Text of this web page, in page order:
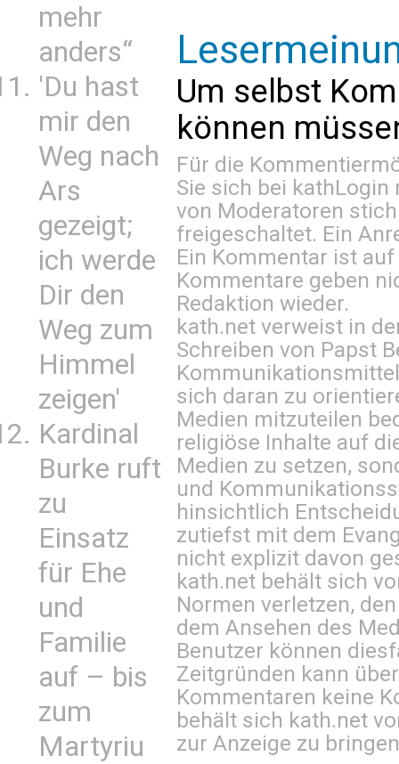
mehr
anders“
'Du hast
mir den
Weg nach
Ars
gezeigt;
ich werde
Dir den
Weg zum
Himmel
zeigen'
Kardinal
Burke ruft
zu
Einsatz
für Ehe
und
Familie
auf – bis
zum
Martyriu
Um selbst
können
Für die
Sie sich bei kathLogin
von Moderatoren
freigeschaltet. Ein
Ein Kommentar ist
Kommentare geben
Redaktion wieder.
kath.net verweist in
Schreiben von Papst
sich daran zu
Medien mitzuteilen
religiöse Inhalte auf
Medien zu setzen,
und
hinsichtlich
zutiefst mit dem
nicht explizit davon
kath.net behält sich
Normen verletzen,
dem Ansehen des
Benutzer können
Zeitgründen kann
Kommentaren keine
behält sich kath.net
zur Anzeige zu